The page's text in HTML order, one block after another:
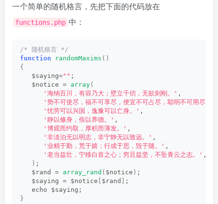
一个简单的随机格言，先把下面的代码放在
functions.php 中：
/* 随机格言 */
function
randomMaxims ()
{
   $saying=
"" ;
   $notice =
array(
'海纳百川，有容乃大；壁立千仞，无欲则刚。' ,
'势不可使尽，福不可享尽，便宜不可占尽，聪明不可用尽。'
'忧劳可以兴国，逸豫可以亡身。' ,
'静以修身，俭以养德。' ,
'博观而约取，厚积而薄发。' ,
'非淡泊无以明志，非宁静无以致远。' ,
'业精于勤，荒于嬉；行成于思，毁于随。' ,
'老当益壮，宁移白首之心；穷且益坚，不坠青云之志。' ,
) ;
   $rand =
array_rand ( $notice ) ;
   $saying = $notice
$rand
;
   echo $saying;
}